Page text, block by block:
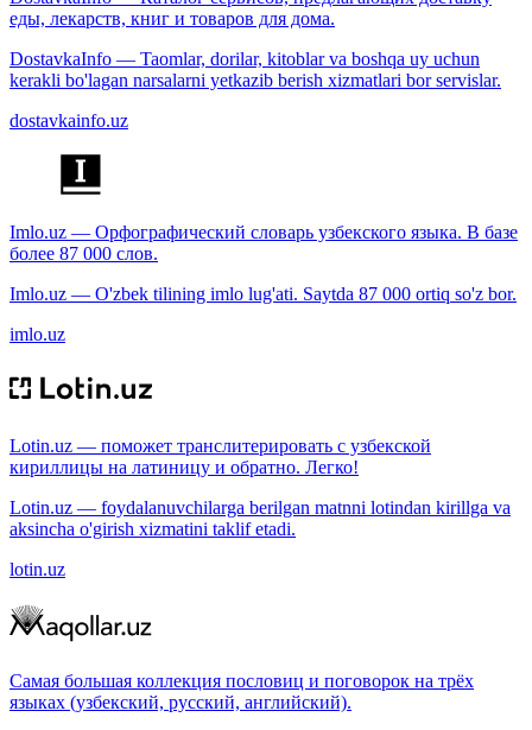
еды, лекарств, книг и товаров для дома.
DostavkaInfo — Taomlar, dorilar, kitoblar va boshqa uy uchun
kerakli bo'lagan narsalarni yetkazib berish xizmatlari bor servislar.
dostavkainfo.uz
Imlo.uz — Орфографический словарь узбекского языка. В базе
более 87 000 слов.
Imlo.uz — O'zbek tilining imlo lug'ati. Saytda 87 000 ortiq so'z bor.
imlo.uz
Lotin.uz — поможет транслитерировать с узбекской
кириллицы на латиницу и обратно. Легко!
Lotin.uz — foydalanuvchilarga berilgan matnni lotindan kirillga va
aksincha o'girish xizmatini taklif etadi.
lotin.uz
Самая большая коллекция пословиц и поговорок на трёх
языках (узбекский, русский, английский).